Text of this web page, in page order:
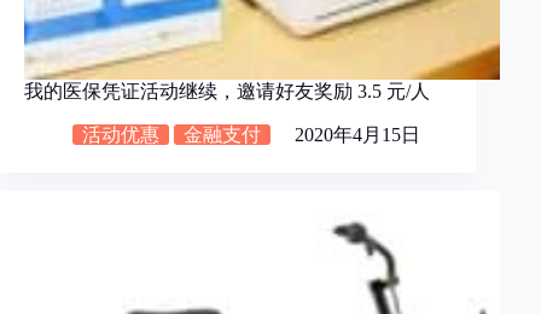
我的医保凭证活动继续，邀请好友奖励 3.5 元/人
活动优惠 金融支付 2020年4月15日